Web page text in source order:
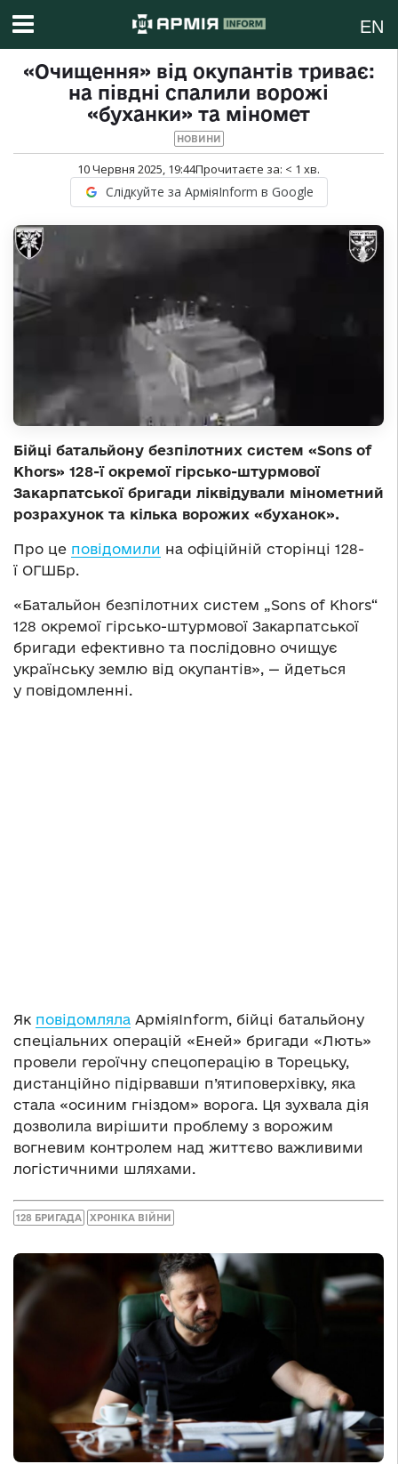
EN
«Очищення» від окупантів триває:
на півдні спалили ворожі
«буханки» та міномет
НОВИНИ
10 Червня 2025, 19:44Прочитаєте за: < 1 хв.
Слідкуйте за АрміяInform в Google
Бійці батальйону безпілотних систем «Sons of
Khors» 128-ї окремої гірсько-штурмової
Закарпатської бригади ліквідували мінометний
розрахунок та кілька ворожих «буханок».
Про це повідомили на офіційній сторінці 128-
ї ОГШБр.
«Батальйон безпілотних систем „Sons of Khors“
128 окремої гірсько-штурмової Закарпатської
бригади ефективно та послідовно очищує
українську землю від окупантів», — йдеться
у повідомленні.
Як повідомляла АрміяInform, бійці батальйону
спеціальних операцій «Еней» бригади «Лють»
провели героїчну спецоперацію в Торецьку,
дистанційно підірвавши п’ятиповерхівку, яка
стала «осиним гніздом» ворога. Ця зухвала дія
дозволила вирішити проблему з ворожим
вогневим контролем над життєво важливими
логістичними шляхами.
128 БРИГАДА ХРОНІКА ВІЙНИ